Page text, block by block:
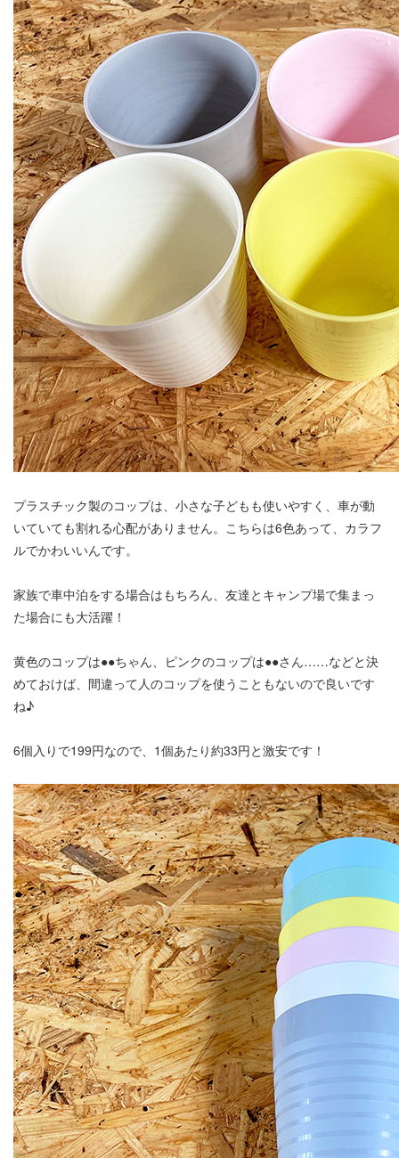
プラスチック製のコップは、小さな子どもも使いやすく、車が動
いていても割れる心配がありません。こちらは6色あって、カラフ
ルでかわいいんです。
家族で車中泊をする場合はもちろん、友達とキャンプ場で集まっ
た場合にも大活躍！
黄色のコップは●●ちゃん、ピンクのコップは●●さん……などと決
めておけば、間違って人のコップを使うこともないので良いです
ね♪
6個入りで199円なので、1個あたり約33円と激安です！